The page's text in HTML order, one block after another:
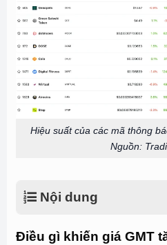
Hiệu suất của các mã thông
Nguồn:
Nội dung
Điều gì khiến giá GMT